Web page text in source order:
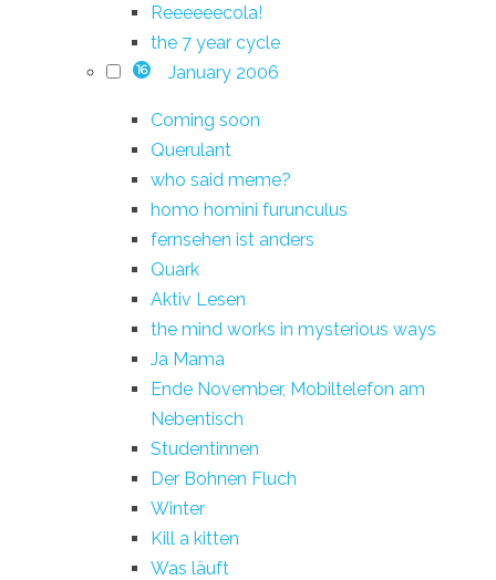
Reeeeeecola!
the 7 year cycle
16 January 2006
Coming soon
Querulant
who said meme?
homo homini furunculus
fernsehen ist anders
Quark
Aktiv Lesen
the mind works in mysterious ways
Ja Mama
Ende November, Mobiltelefon am
Nebentisch
Studentinnen
Der Bohnen Fluch
Winter
Kill a kitten
Was läuft